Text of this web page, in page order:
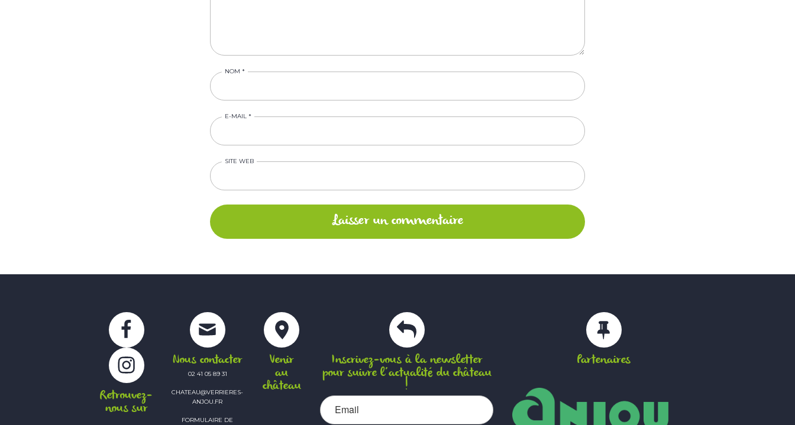
NOM *
E-MAIL *
SITE WEB
Retrouvez-
nous sur
Facebook
Instagram Nous contacter
02 41 05 89 31
CHATEAU@VERRIERES-
ANJOU.FR
FORMULAIRE DE
Venir
au
château
Inscrivez-vous à la newsletter
pour suivre l’actualité du château
!
Partenaires